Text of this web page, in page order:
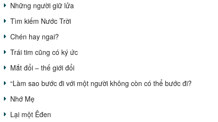
Những người giữ lửa
Tìm kiếm Nước Trời
Chén hay ngai?
Trái tim cũng có ký ức
Mắt đổi – thế giới đổi
“Làm sao bước đi với một người không còn có thể bước đi?
Nhớ Mẹ
Lại một Êđen